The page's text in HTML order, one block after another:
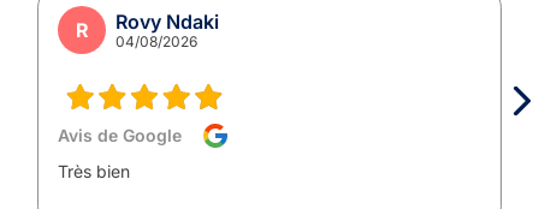
R Rovy Ndaki
04/08/2026
Avis de Google
Très bien